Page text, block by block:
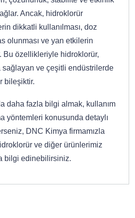
Ancak, hidroklorür
dikkatli kullanılması, doz
olunması ve yan etkilerin
Bu özellikleriyle hidroklorür,
sağlayan ve çeşitli endüstrilerde
bileşiktir.
daha fazla bilgi almak, kullanım
yöntemleri konusunda detaylı
DNC Kimya firmamızla
ve diğer ürünlerimiz
bilgi edinebilirsiniz.